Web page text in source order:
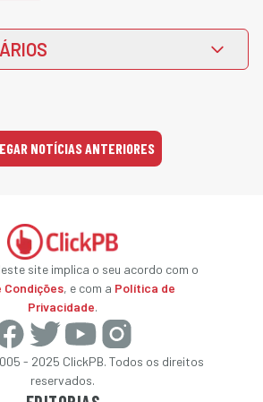
NOTÍCIAS ANTERIORES
site implica o seu acordo com o
Condições, e com a Política de
Privacidade.
- 2025 ClickPB. Todos os direitos
reservados.